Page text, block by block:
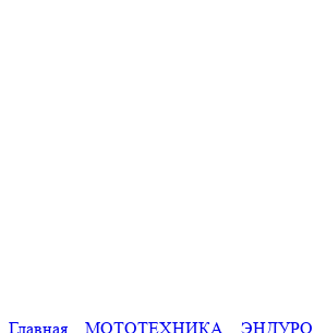
Главная МОТОТЕХНИКА ЭНДУРО